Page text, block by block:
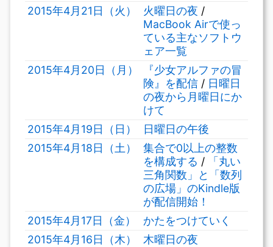
2015年4月21日（火）
火曜日の夜 /
MacBook Airで使っ
ている主なソフトウ
ェア一覧
2015年4月20日（月）
『少女アルファの冒
険』を配信 / 日曜日
の夜から月曜日にか
けて
2015年4月19日（日）
日曜日の午後
2015年4月18日（土）
集合で0以上の整数
を構成する /
「丸い
三角関数」と「数列
の広場」のKindle版
が配信開始！
2015年4月17日（金）
かたをつけていく
2015年4月16日（木）
木曜日の夜